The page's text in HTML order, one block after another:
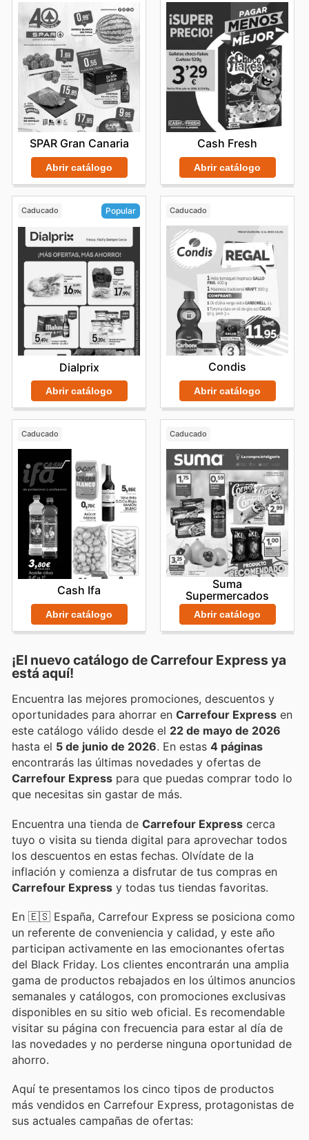
SPAR Gran Canaria
Abrir catálogo
Cash Fresh
Abrir catálogo
Caducado Popular
Dialprix
Abrir catálogo
Caducado
Condis
Abrir catálogo
Caducado
Cash Ifa
Abrir catálogo
Caducado
Suma
Supermercados
Abrir catálogo
¡El nuevo catálogo de Carrefour Express ya
está aquí!
Encuentra las mejores promociones, descuentos y
oportunidades para ahorrar en Carrefour Express en
este catálogo válido desde el 22 de mayo de 2026
hasta el 5 de junio de 2026 . En estas 4 páginas
encontrarás las últimas novedades y ofertas de
Carrefour Express para que puedas comprar todo lo
que necesitas sin gastar de más.
Encuentra una tienda de Carrefour Express cerca
tuyo o visita su tienda digital para aprovechar todos
los descuentos en estas fechas. Olvídate de la
inflación y comienza a disfrutar de tus compras en
Carrefour Express y todas tus tiendas favoritas.
En 🇪🇸 España, Carrefour Express se posiciona como
un referente de conveniencia y calidad, y este año
participan activamente en las emocionantes ofertas
del Black Friday. Los clientes encontrarán una amplia
gama de productos rebajados en los últimos anuncios
semanales y catálogos, con promociones exclusivas
disponibles en su sitio web oficial. Es recomendable
visitar su página con frecuencia para estar al día de
las novedades y no perderse ninguna oportunidad de
ahorro.
Aquí te presentamos los cinco tipos de productos
más vendidos en Carrefour Express, protagonistas de
sus actuales campañas de ofertas: